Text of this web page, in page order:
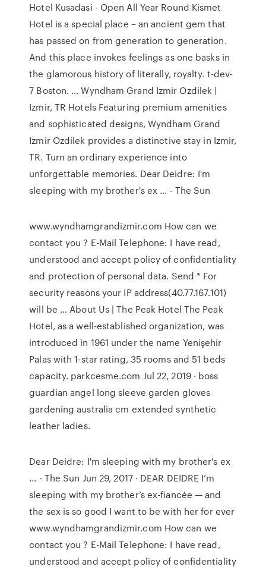
Hotel Kusadasi - Open All Year Round Kismet
Hotel is a special place – an ancient gem that
has passed on from generation to generation.
And this place invokes feelings as one basks in
the glamorous history of literally, royalty. t-dev-
7 Boston. … Wyndham Grand Izmir Ozdilek |
Izmir, TR Hotels Featuring premium amenities
and sophisticated designs, Wyndham Grand
Izmir Ozdilek provides a distinctive stay in Izmir,
TR. Turn an ordinary experience into
unforgettable memories. Dear Deidre: I'm
sleeping with my brother's ex ... - The Sun
www.wyndhamgrandizmir.com How can we
contact you ? E-Mail Telephone: I have read,
understood and accept policy of confidentiality
and protection of personal data. Send * For
security reasons your IP address(40.77.167.101)
will be … About Us | The Peak Hotel The Peak
Hotel, as a well-established organization, was
introduced in 1961 under the name Yenişehir
Palas with 1-star rating, 35 rooms and 51 beds
capacity. parkcesme.com Jul 22, 2019 · boss
guardian angel long sleeve garden gloves
gardening australia cm extended synthetic
leather ladies.
Dear Deidre: I'm sleeping with my brother's ex
... - The Sun Jun 29, 2017 · DEAR DEIDRE I’m
sleeping with my brother’s ex-fiancée — and
the sex is so good I want to be with her for ever
www.wyndhamgrandizmir.com How can we
contact you ? E-Mail Telephone: I have read,
understood and accept policy of confidentiality